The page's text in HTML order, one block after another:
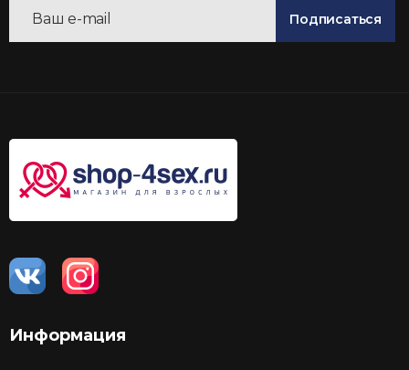
Подписаться
Информация